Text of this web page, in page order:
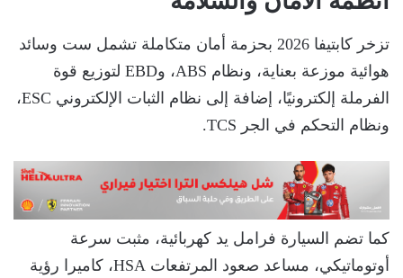
تزخر كابتيفا 2026 بحزمة أمان متكاملة تشمل ست وسائد
هوائية موزعة بعناية، ونظام ABS، وEBD لتوزيع قوة
الفرملة إلكترونيًا، إضافة إلى نظام الثبات الإلكتروني ESC،
ونظام التحكم في الجر TCS.
كما تضم السيارة فرامل يد كهربائية، مثبت سرعة
أوتوماتيكي، مساعد صعود المرتفعات HSA، كاميرا رؤية